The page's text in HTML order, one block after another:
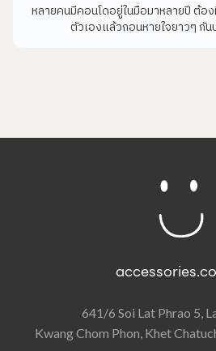
หลายคนมีคอนโดอยู่ในมือมาหลายปี ต้อ
ตัวเองแล้วถอนหายใจยาวๆ กัน
641/6 Soi Lat Phrao 5,
Kwang Chom Phon, Khet